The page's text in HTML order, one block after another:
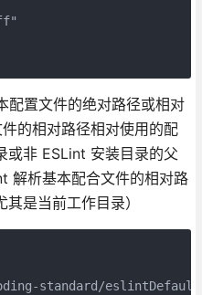
置文件的绝对路径或相对
的相对路径相对使用的配
或非 ESLint 安装目录的父
解析基本配合文件的相对路
是当前工作目录）
standard/